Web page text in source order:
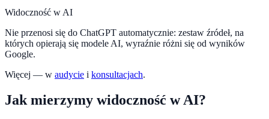
Widoczność w AI
Nie przenosi się do ChatGPT automatycznie: zestaw źródeł, na
których opierają się modele AI, wyraźnie różni się od wyników
Google.
Więcej — w audycie i konsultacjach.
Jak mierzymy widoczność w AI?